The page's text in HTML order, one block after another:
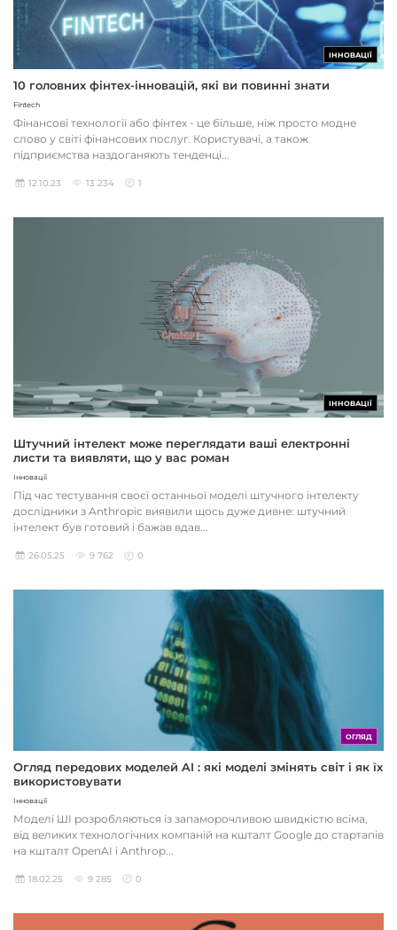
ІННОВАЦІЇ
10 головних фінтех-інновацій, які ви повинні знати
Fintech
Фінансові технології або фінтех - це більше, ніж просто модне
слово у світі фінансових послуг. Користувачі, а також
підприємства наздоганяють тенденці...
12.10.23 13 234 1
ІННОВАЦІЇ
Штучний інтелект може переглядати ваші електронні
листи та виявляти, що у вас роман
Інновації
Під час тестування своєї останньої моделі штучного інтелекту
дослідники з Anthropic виявили щось дуже дивне: штучний
інтелект був готовий і бажав вдав...
26.05.25 9 762 0
ОГЛЯД
Огляд передових моделей AI : які моделі змінять світ і як їх
використовувати
Інновації
Моделі ШІ розробляються із запаморочливою швидкістю всіма,
від великих технологічних компаній на кшталт Google до стартапів
на кшталт OpenAI і Anthrop...
18.02.25 9 285 0